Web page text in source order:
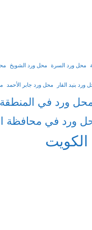
محل ورد السرة محل ورد الشويخ
ورد بنيد القار محل ورد جابر الأحمد
ورد في
ورد في محافظة